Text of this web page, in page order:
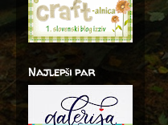
Najlepši par